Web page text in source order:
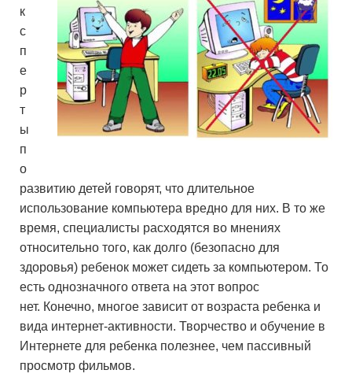
к
с
п
е
р
т
ы
п
о
развитию детей говорят, что длительное
использование компьютера вредно для них. В то же
время, специалисты расходятся во мнениях
относительно того, как долго (безопасно для
здоровья) ребенок может сидеть за компьютером. То
есть однозначного ответа на этот вопрос
нет. Конечно, многое зависит от возраста ребенка и
вида интернет-активности. Творчество и обучение в
Интернете для ребенка полезнее, чем пассивный
просмотр фильмов.